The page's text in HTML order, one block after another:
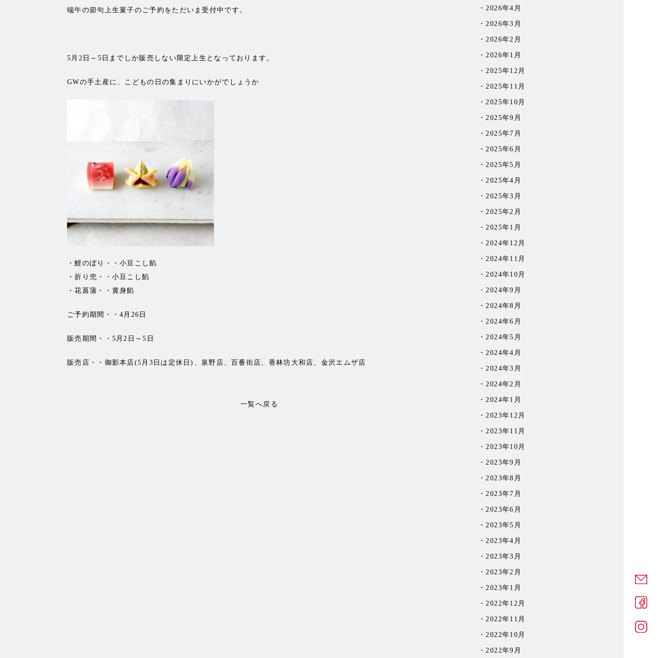
端午の節句上生菓子のご予約をただいま受付中です。
5月2日～5日までしか販売しない限定上生となっております。
GWの手土産に、こどもの日の集まりにいかがでしょうか
・鯉のぼり・・小豆こし餡
・折り兜・・小豆こし餡
・花菖蒲・・黄身餡
ご予約期間・・4月26日
販売期間・・5月2日～5日
販売店・・御影本店(5月3日は定休日)、泉野店、百番街店、香林坊大和店、金沢エムザ店
一覧へ戻る
2026年4月
2026年3月
2026年2月
2026年1月
2025年12月
2025年11月
2025年10月
2025年9月
2025年7月
2025年6月
2025年5月
2025年4月
2025年3月
2025年2月
2025年1月
2024年12月
2024年11月
2024年10月
2024年9月
2024年8月
2024年6月
2024年5月
2024年4月
2024年3月
2024年2月
2024年1月
2023年12月
2023年11月
2023年10月
2023年9月
2023年8月
2023年7月
2023年6月
2023年5月
2023年4月
2023年3月
2023年2月
2023年1月
2022年12月
2022年11月
2022年10月
2022年9月